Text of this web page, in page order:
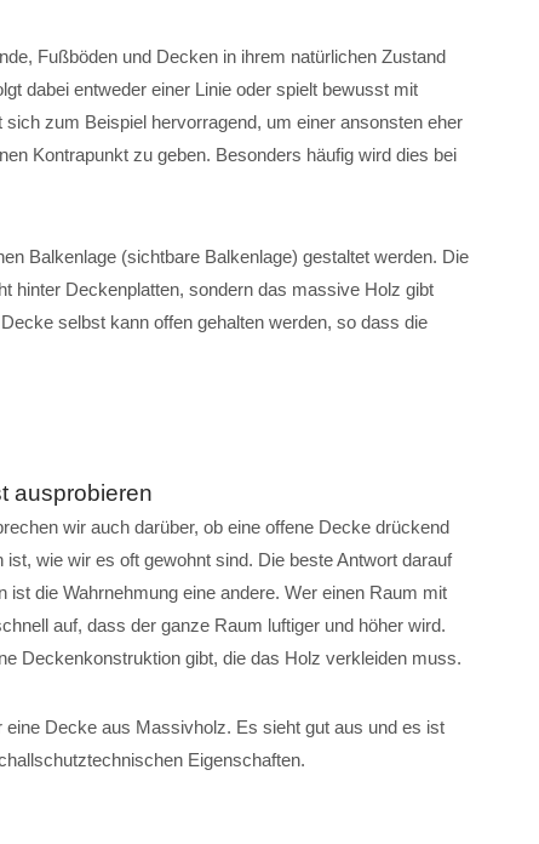
Fußböden und Decken in ihrem natürlichen Zustand
dabei entweder einer Linie oder spielt bewusst mit
zum Beispiel hervorragend, um einer ansonsten eher
Kontrapunkt zu geben. Besonders häufig wird dies bei
Balkenlage (sichtbare Balkenlage) gestaltet werden. Die
hinter Deckenplatten, sondern das massive Holz gibt
selbst kann offen gehalten werden, so dass die
ausprobieren
wir auch darüber, ob eine offene Decke drückend
wie wir es oft gewohnt sind. Die beste Antwort darauf
ist die Wahrnehmung eine andere. Wer einen Raum mit
auf, dass der ganze Raum luftiger und höher wird.
Deckenkonstruktion gibt, die das Holz verkleiden muss.
Decke aus Massivholz. Es sieht gut aus und es ist
Eigenschaften.